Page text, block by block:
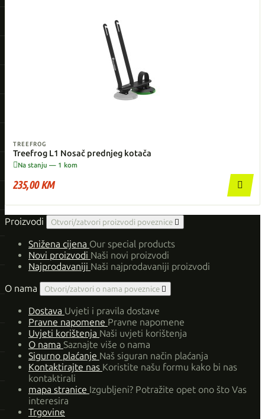
TREEFROG
Treefrog L1 Nosač prednjeg kotača
Na stanju — 1 kom
235,00 KM 
Proizvodi Otvori/zatvori proizvodi poveznice 
Snižena cijena Our special products
Novi proizvodi Naši novi proizvodi
Najprodavaniji Naši najprodavaniji proizvodi
O nama
Otvori/zatvori o nama poveznice 
Dostava Uvjeti i pravila dostave
Pravne napomene Pravne napomene
Uvjeti korištenja Naši uvjeti korištenja
O nama Saznajte više o nama
Sigurno plaćanje Naš siguran način plaćanja
Kontaktirajte nas Koristite našu formu kako bi nas
kontaktirali
mapa stranice Izgubljeni? Potražite opet ono što Vas
interesira
Trgovine